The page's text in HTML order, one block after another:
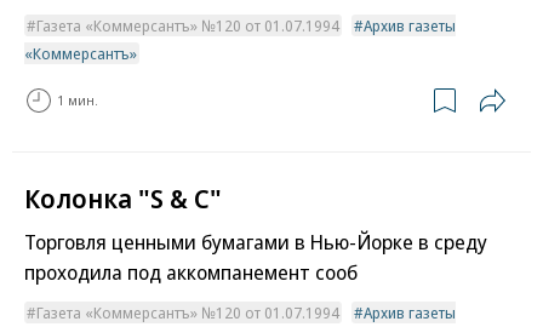
Газета «Коммерсантъ» №120 от 01.07.1994
Архив газеты
«Коммерсантъ»
1 мин.
Колонка "S & C"
Торговля ценными бумагами в Нью-Йорке в среду
проходила под аккомпанемент сооб
Газета «Коммерсантъ» №120 от 01.07.1994
Архив газеты